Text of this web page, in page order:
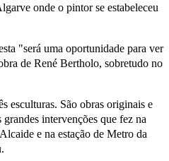
onde o pintor se estabeleceu
"será uma oportunidade para ver
de René Bertholo, sobretudo no
esculturas. São obras originais e
grandes intervenções que fez na
e na estação de Metro da